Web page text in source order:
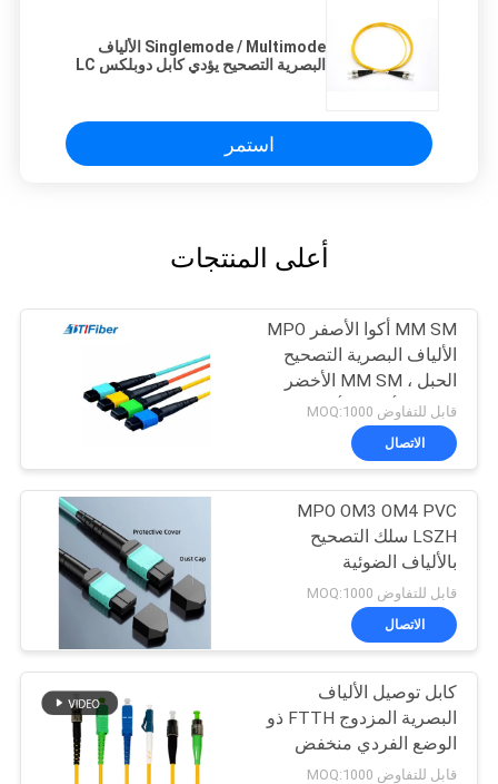
Singlemode / Multimode الألياف
البصرية التصحيح يؤدي كابل دوبلكس LC
استمر
أعلى المنتجات
MM SM أكوا الأصفر MPO
الألياف البصرية التصحيح
الحبل ، MM SM الأخضر
الطائر الألياف الأزرق
قابل للتفاوض MOQ:1000
الاتصال
MPO OM3 OM4 PVC
LSZH سلك التصحيح
بالألياف الضوئية
قابل للتفاوض MOQ:1000
الاتصال
كابل توصيل الألياف
البصرية المزدوج FTTH ذو
الوضع الفردي منخفض
فقدان الإدراج
قابل للتفاوض MOQ:1000